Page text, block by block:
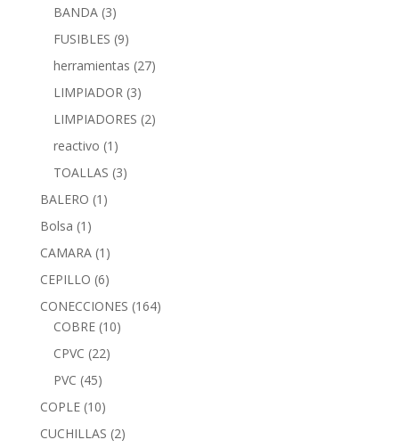
BANDA (3)
FUSIBLES (9)
herramientas (27)
LIMPIADOR (3)
LIMPIADORES (2)
reactivo (1)
TOALLAS (3)
BALERO (1)
Bolsa (1)
CAMARA (1)
CEPILLO (6)
CONECCIONES (164)
COBRE (10)
CPVC (22)
PVC (45)
COPLE (10)
CUCHILLAS (2)